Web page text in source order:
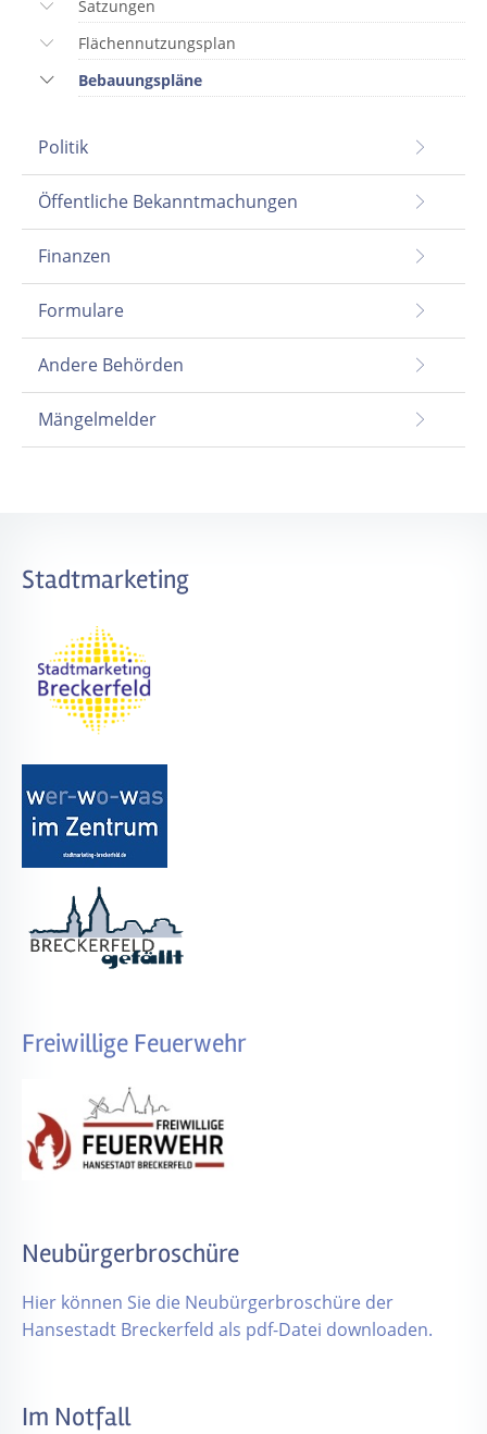
Satzungen
Flächennutzungsplan
Bebauungspläne
Politik
Öffentliche Bekanntmachungen
Finanzen
Formulare
Andere Behörden
Mängelmelder
Stadtmarketing
Freiwillige Feuerwehr
Neubürgerbroschüre
Hier können Sie die Neubürgerbroschüre der
Hansestadt Breckerfeld als pdf-Datei downloaden.
Im Notfall